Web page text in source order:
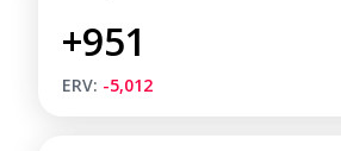
+951
ERV: -5,012